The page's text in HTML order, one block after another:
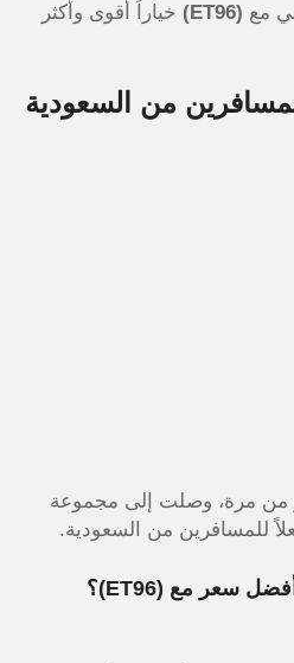
مع (ET96)
خياراً أقوى وأكثر
من السعودية
من مرة، وصلت إلى مجموعة
للمسافرين من السعودية.
سعر مع (ET96) ؟